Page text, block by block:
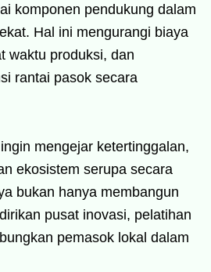
komponen pendukung dalam
Hal ini mengurangi biaya
waktu produksi, dan
rantai pasok secara
mengejar ketertinggalan,
ekosistem serupa secara
bukan hanya membangun
pusat inovasi, pelatihan
pemasok lokal dalam